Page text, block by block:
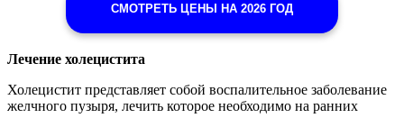
СМОТРЕТЬ ЦЕНЫ НА 2026 ГОД
Лечение холецистита
Холецистит представляет собой воспалительное заболевание
желчного пузыря, лечить которое необходимо на ранних